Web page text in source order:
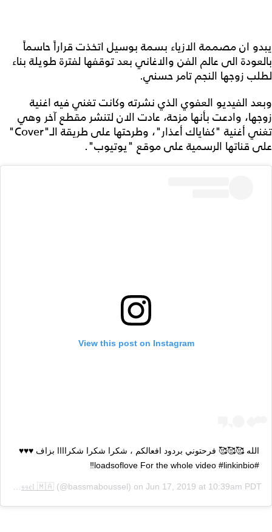
يبدو ان مصممة الازياء بسمة بوسيل اتخذت قراراً حاسماً
بالعودة الى عالم الفن والاغاني بعد توقفها لفترة طويلة بناء
لطلب زوجها النجم تامر حسني.
وبعد الفيديو العفوي الذي نشرته وكانت تغني فيه اغنية
زوجها، وادعت بأنها مزحة، عادت الان لتنشر مقطع آخر وهي
تغني أغنية "كفاياك أعذار"، وطرحتها على طريقة الـ"Cover"
على قناتها الرسمية على موقع "يوتيوب".
View this post on Instagram
الله 🥰🥰🥰 فرحتوني بردود افعالكم ، شكرا شكرا شكراااا بزاف ♥️♥️♥️
#loadsoflove For the whole video #linkinbio‼️
𝔅𝔞𝔰𝔰𝔪𝔞 𝔅𝔬𝔲𝔰𝔰𝔢𝔩 🇲🇦 (@bassmaboussel) on Jun 17, 2019 at 10:39am PDT